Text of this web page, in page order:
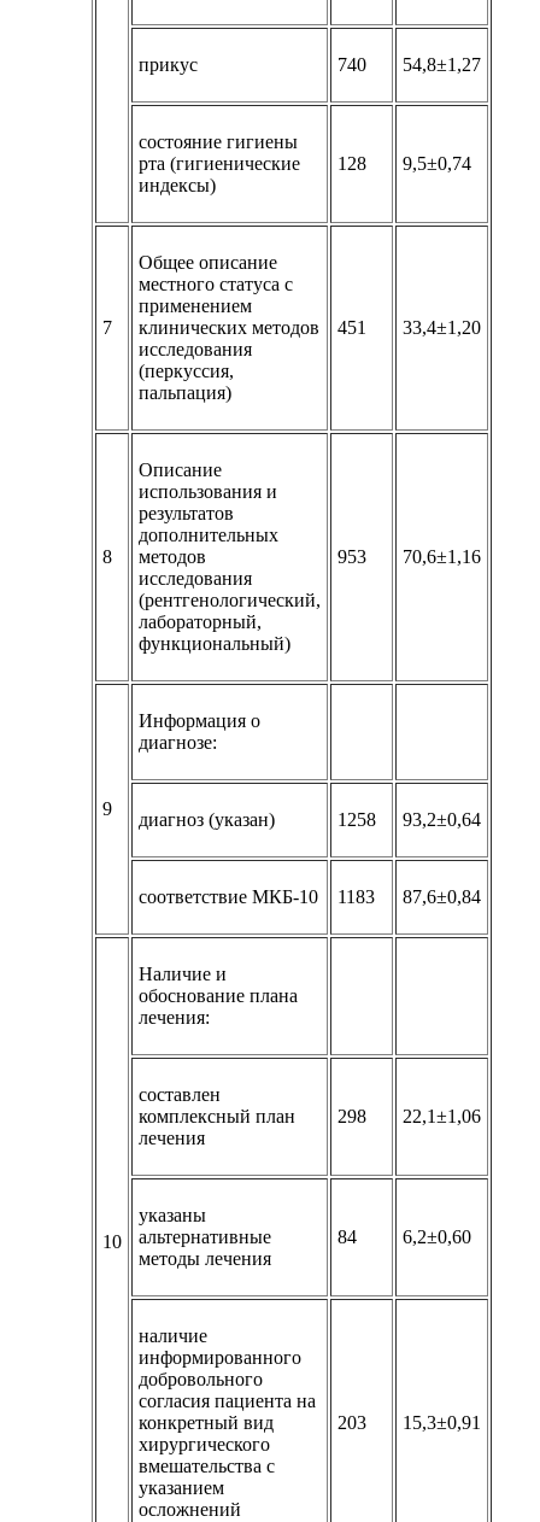
прикус 740 54,8±1,27
состояние гигиены
рта (гигиенические
индексы)
128 9,5±0,74
7
Общее описание
местного статуса с
применением
клинических методов
исследования
(перкуссия,
пальпация)
451 33,4±1,20
8
Описание
использования и
результатов
дополнительных
методов
исследования
(рентгенологический,
лабораторный,
функциональный)
953 70,6±1,16
9
Информация о
диагнозе:
диагноз (указан) 1258 93,2±0,64
соответствие МКБ-10 1183 87,6±0,84
10
Наличие и
обоснование плана
лечения:
составлен
комплексный план
лечения
298 22,1±1,06
указаны
альтернативные
методы лечения
84 6,2±0,60
наличие
информированного
добровольного
согласия пациента на
конкретный вид
хирургического
вмешательства с
указанием
осложнений
203 15,3±0,91